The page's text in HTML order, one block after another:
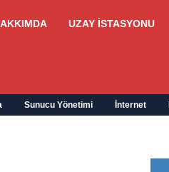
UZAY İSTASYONU
Sunucu Yönetimi İnternet